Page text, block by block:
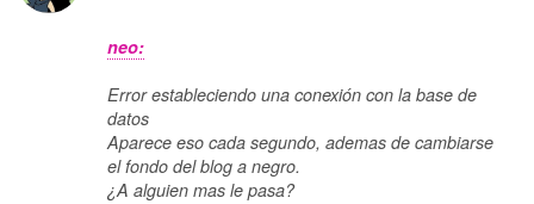
neo:
Error estableciendo una conexión con la base de
datos
Aparece eso cada segundo, ademas de cambiarse
el fondo del blog a negro.
¿A alguien mas le pasa?